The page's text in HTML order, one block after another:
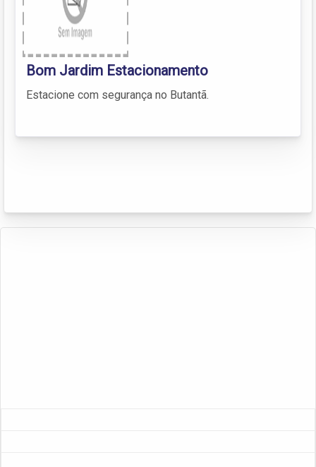
Bom Jardim Estacionamento
Estacione com segurança no Butantã.